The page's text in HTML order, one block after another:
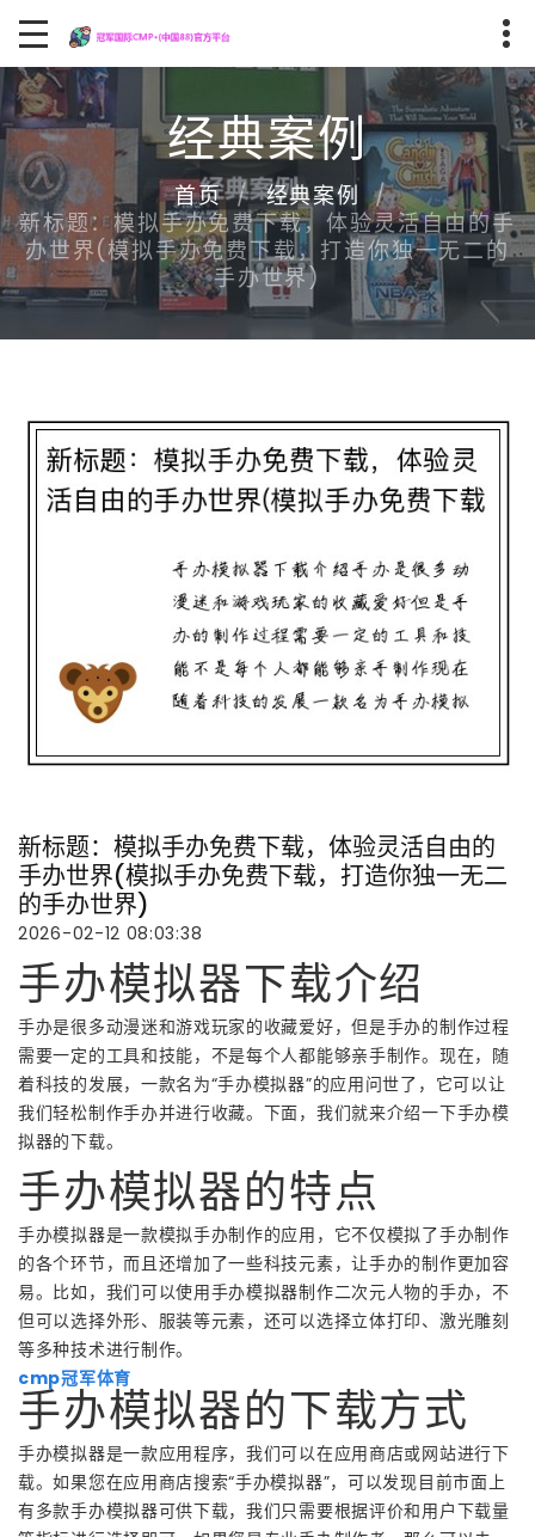
经典案例
首页
经典案例
新标题：模拟手办免费下载，体验灵活自由的手
办世界(模拟手办免费下载，打造你独一无二的
手办世界)
新标题：模拟手办免费下载，体验灵活自由的
手办世界(模拟手办免费下载，打造你独一无二
的手办世界)
2026-02-12 08:03:38
手办模拟器下载介绍
手办是很多动漫迷和游戏玩家的收藏爱好，但是手办的制作过程
需要一定的工具和技能，不是每个人都能够亲手制作。现在，随
着科技的发展，一款名为“手办模拟器”的应用问世了，它可以让
我们轻松制作手办并进行收藏。下面，我们就来介绍一下手办模
拟器的下载。
手办模拟器的特点
手办模拟器是一款模拟手办制作的应用，它不仅模拟了手办制作
的各个环节，而且还增加了一些科技元素，让手办的制作更加容
易。比如，我们可以使用手办模拟器制作二次元人物的手办，不
但可以选择外形、服装等元素，还可以选择立体打印、激光雕刻
等多种技术进行制作。
cmp冠军体育
手办模拟器的下载方式
手办模拟器是一款应用程序，我们可以在应用商店或网站进行下
载。如果您在应用商店搜索“手办模拟器”，可以发现目前市面上
有多款手办模拟器可供下载，我们只需要根据评价和用户下载量